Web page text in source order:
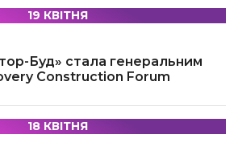
19 КВІТНЯ
Буд» стала генеральним
Construction Forum
18 КВІТНЯ